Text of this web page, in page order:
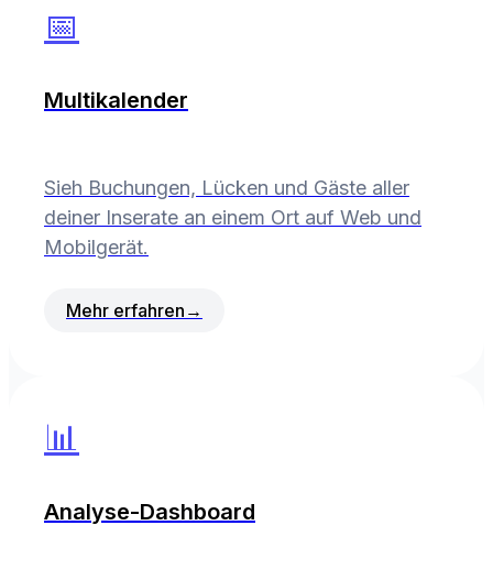
📅
Multikalender
Sieh Buchungen, Lücken und Gäste aller
deiner Inserate an einem Ort auf Web und
Mobilgerät.
Mehr erfahren →
📊
Analyse-Dashboard